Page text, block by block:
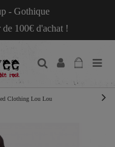
- Gothique
100€ d'achat !
Clothing Lou Lou